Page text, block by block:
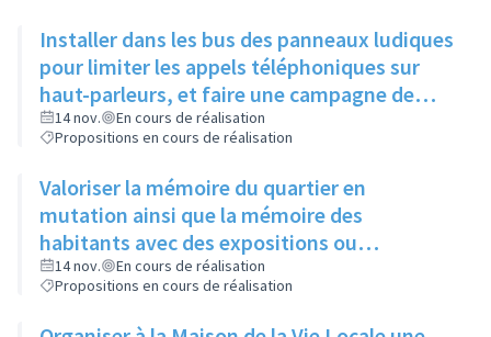
Installer dans les bus des panneaux ludiques
pour limiter les appels téléphoniques sur
haut-parleurs, et faire une campagne de
sensibilisation sur la dangerosité des bruits
forts
14 nov.
En cours de réalisation
Propositions en cours de réalisation
Valoriser la mémoire du quartier en
mutation ainsi que la mémoire des
habitants avec des expositions ou
l'implantation de sculptures
14 nov.
En cours de réalisation
Propositions en cours de réalisation